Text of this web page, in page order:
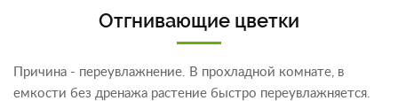
Отгнивающие цветки
Причина - переувлажнение. В прохладной комнате, в
емкости без дренажа растение быстро переувлажняется.